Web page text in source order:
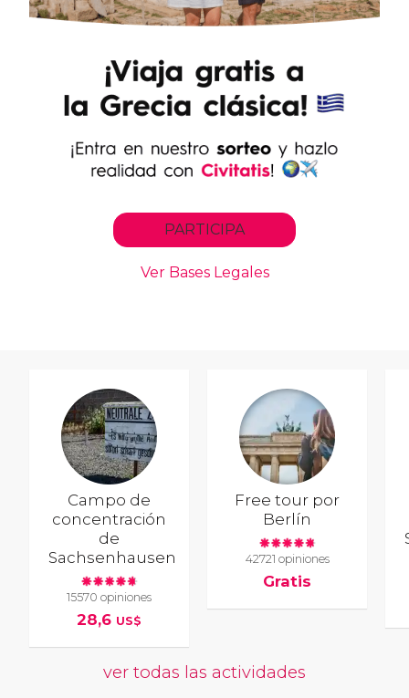
Campo de
concentración
de
Sachsenhausen
15570 opiniones
28,6 US$
Free tour por
Berlín
42721 opiniones
Gratis
ver todas las actividades